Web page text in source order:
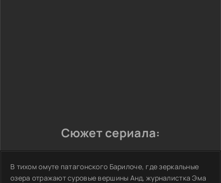
Сюжет сериала:
В тихом омуте патагонского Барилоче, где зеркальные
озера отражают суровые вершины Анд, журналистка Эма